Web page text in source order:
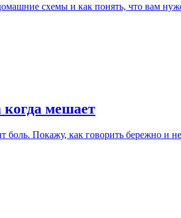
схемы и как понять, что вам
мешает
боль. Покажу, как говорить бережно и